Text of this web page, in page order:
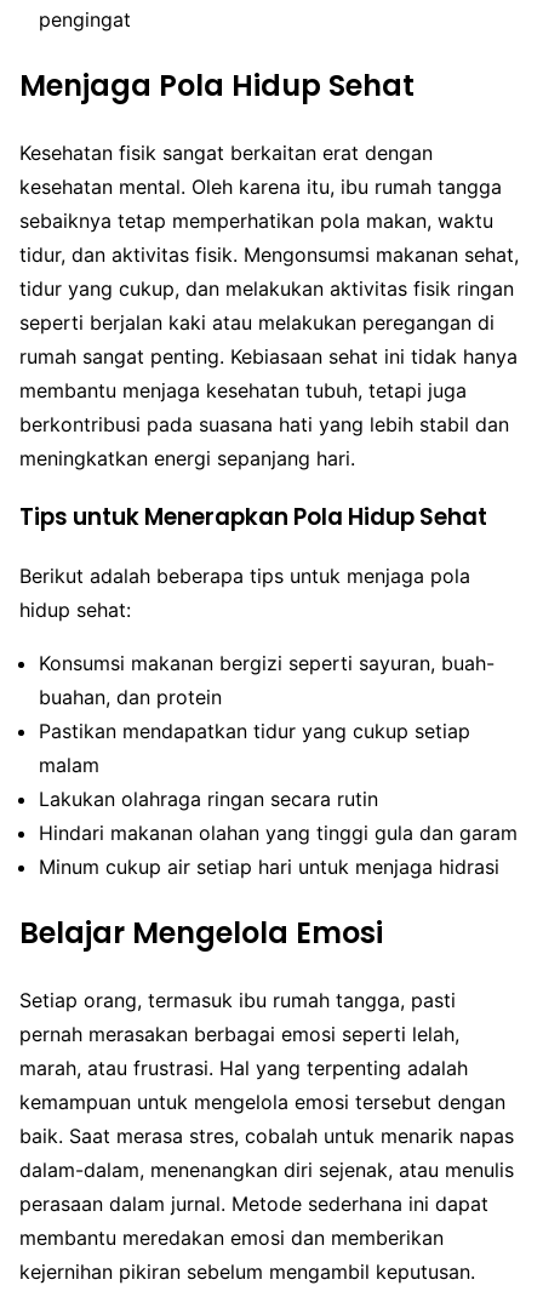
pengingat
Menjaga Pola Hidup Sehat
Kesehatan fisik sangat berkaitan erat dengan
kesehatan mental. Oleh karena itu, ibu rumah tangga
sebaiknya tetap memperhatikan pola makan, waktu
tidur, dan aktivitas fisik. Mengonsumsi makanan sehat,
tidur yang cukup, dan melakukan aktivitas fisik ringan
seperti berjalan kaki atau melakukan peregangan di
rumah sangat penting. Kebiasaan sehat ini tidak hanya
membantu menjaga kesehatan tubuh, tetapi juga
berkontribusi pada suasana hati yang lebih stabil dan
meningkatkan energi sepanjang hari.
Tips untuk Menerapkan Pola Hidup Sehat
Berikut adalah beberapa tips untuk menjaga pola
hidup sehat:
Konsumsi makanan bergizi seperti sayuran, buah-
buahan, dan protein
Pastikan mendapatkan tidur yang cukup setiap
malam
Lakukan olahraga ringan secara rutin
Hindari makanan olahan yang tinggi gula dan garam
Minum cukup air setiap hari untuk menjaga hidrasi
Belajar Mengelola Emosi
Setiap orang, termasuk ibu rumah tangga, pasti
pernah merasakan berbagai emosi seperti lelah,
marah, atau frustrasi. Hal yang terpenting adalah
kemampuan untuk mengelola emosi tersebut dengan
baik. Saat merasa stres, cobalah untuk menarik napas
dalam-dalam, menenangkan diri sejenak, atau menulis
perasaan dalam jurnal. Metode sederhana ini dapat
membantu meredakan emosi dan memberikan
kejernihan pikiran sebelum mengambil keputusan.